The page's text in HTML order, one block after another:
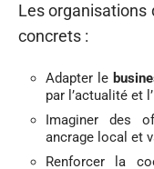
Les organisations
concrets :
Adapter le
par l’actualité et
Imaginer des
ancrage local et
Renforcer la